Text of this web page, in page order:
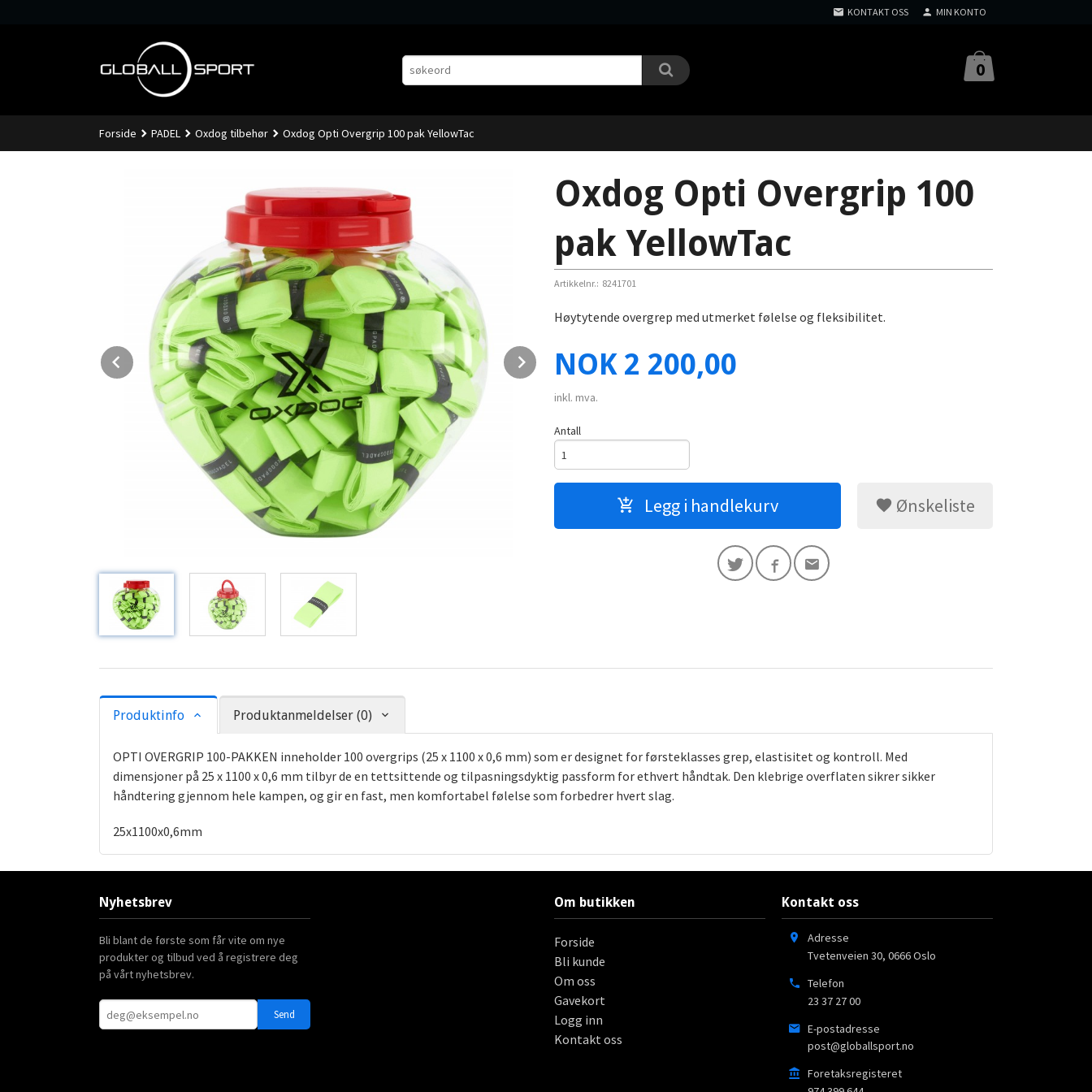
KONTAKT OSS MIN KONTO
0
Forside PADEL Oxdog tilbehør Oxdog Opti Overgrip 100 pak YellowTac
Prev Next
Oxdog Opti Overgrip 100
pak YellowTac
Artikkelnr.: 8241701
Høytytende overgrep med utmerket følelse og fleksibilitet.
Pris
NOK 2 200,00
inkl. mva.
Antall
Legg i handlekurv Ønskeliste
Produktinfo Produktanmeldelser (0)
OPTI OVERGRIP 100-PAKKEN inneholder 100 overgrips (25 x 1100 x 0,6 mm) som er designet for førsteklasses grep, elastisitet og kontroll. Med
dimensjoner på 25 x 1100 x 0,6 mm tilbyr de en tettsittende og tilpasningsdyktig passform for ethvert håndtak. Den klebrige overflaten sikrer sikker
håndtering gjennom hele kampen, og gir en fast, men komfortabel følelse som forbedrer hvert slag.
25x1100x0,6mm
Nyhetsbrev
Bli blant de første som får vite om nye
produkter og tilbud ved å registrere deg
på vårt nyhetsbrev.
Om butikken
Forside
Bli kunde
Om oss
Gavekort
Logg inn
Kontakt oss
Kontakt oss
Adresse
Tvetenveien 30, 0666Oslo
Telefon
23 37 27 00
E-postadresse
post@globallsport.no
Foretaksregisteret